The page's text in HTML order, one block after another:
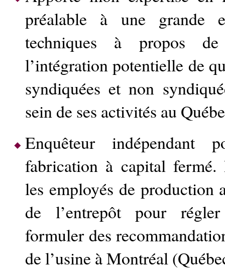
préalable à une grande
techniques à propos
l’intégration potentielle de
syndiquées et non
sein de ses activités au
Enquêteur indépendant
fabrication à capital fermé.
les employés de production
de l’entrepôt pour
formuler des
de l’usine à Montréal